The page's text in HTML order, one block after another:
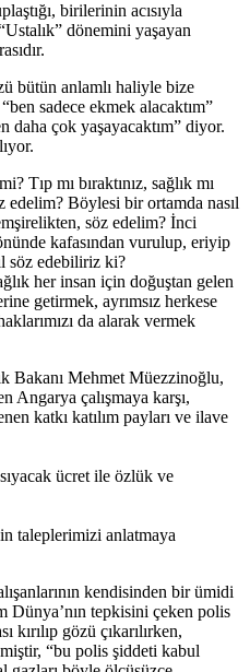
birilerinin acısıyla
dönemini yaşayan
bütün anlamlı haliyle bize
sadece ekmek alacaktım”
daha çok yaşayacaktım” diyor.
Tıp mı bıraktınız, sağlık mı
edelim? Böylesi bir ortamda nasıl
söz edelim? İnci
kafasından vurulup, eriyip
söz edebiliriz ki?
her insan için doğuştan gelen
getirmek, ayrımsız herkese
da alarak vermek
Bakanı Mehmet Müezzinoğlu,
Angarya çalışmaya karşı,
katkı katılım payları ve ilave
ücret ile özlük ve
taleplerimizi anlatmaya
kendisinden bir ümidi
Dünya’nın tepkisini çeken polis
kırılıp gözü çıkarılırken,
“bu polis şiddeti kabul